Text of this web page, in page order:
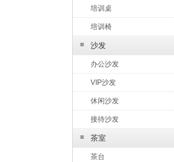
培训桌
培训椅
■ 沙发
办公沙发
VIP沙发
休闲沙发
接待沙发
■ 茶室
茶台